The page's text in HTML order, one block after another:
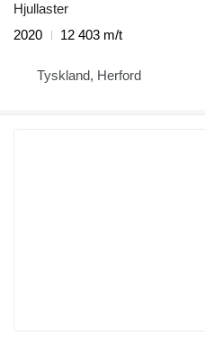
Hjullaster
2020
12 403 m/t
Tyskland, Herford